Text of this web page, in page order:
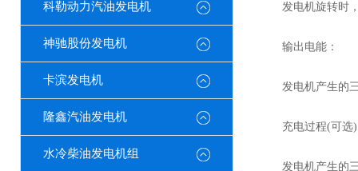
科勒动力汽油发电机
神驰股份发电机
卡滨发电机
隆鑫汽油发电机
水冷柴油发电机组
发电机旋转时，
输出电能：
发电机产生的三
充电过程(可选)
发电机产生的三